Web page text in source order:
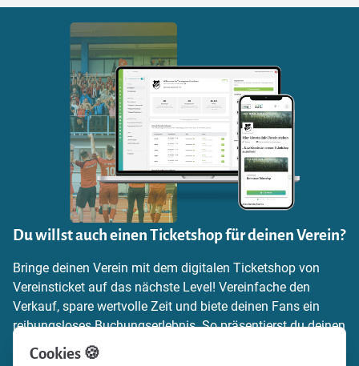
Du willst auch einen Ticketshop für deinen Verein?
Bringe deinen Verein mit dem digitalen Ticketshop von
Vereinsticket auf das nächste Level! Vereinfache den
Verkauf, spare wertvolle Zeit und biete deinen Fans ein
reibungsloses Buchungserlebnis. So präsentierst du deinen
Verein zeitgemäß und professionell.
Cookies 🍪